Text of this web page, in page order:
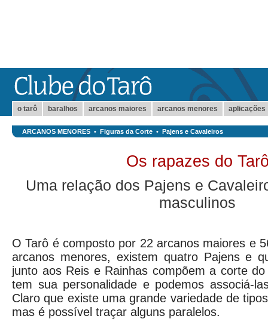
o tarô baralhos arcanos maiores arcanos menores aplicações
ARCANOS MENORES • Figuras da Corte • Pajens e Cavaleiros
Os rapazes do
Uma relação dos Pajens e
masculinos
O Tarô é composto por 22 arcanos maiores e
arcanos menores, existem quatro Pajens e
junto aos Reis e Rainhas compõem a corte
tem sua personalidade e podemos associá-
Claro que existe uma grande variedade de
mas é possível traçar alguns paralelos.